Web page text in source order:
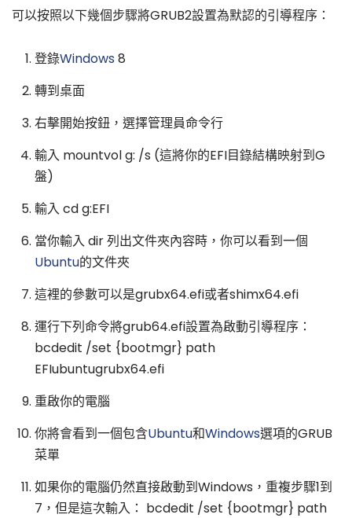
可以按照以下幾個步驟將GRUB2設置為默認的引導程序：
登錄Windows 8
轉到桌面
右擊開始按鈕，選擇管理員命令行
輸入 mountvol g: /s (這將你的EFI目錄結構映射到G
盤)
輸入 cd g:EFI
當你輸入 dir 列出文件夾內容時，你可以看到一個
Ubuntu的文件夾
這裡的參數可以是grubx64.efi或者shimx64.efi
運行下列命令將grub64.efi設置為啟動引導程序：
bcdedit /set {bootmgr} path
EFIubuntugrubx64.efi
重啟你的電腦
你將會看到一個包含Ubuntu和Windows選項的GRUB
菜單
如果你的電腦仍然直接啟動到Windows，重複步驟1到
7，但是這次輸入： bcdedit /set {bootmgr} path